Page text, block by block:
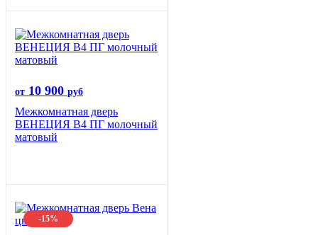
от 10 900 руб
Межкомнатная дверь
ВЕНЕЦИЯ B4 ПГ молочный
матовый
-15%